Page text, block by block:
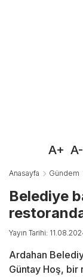
A+ A-
Anasayfa Gündem
Belediye
Yayın Tarihi:
Ardahan
Güntay Hoş, bir